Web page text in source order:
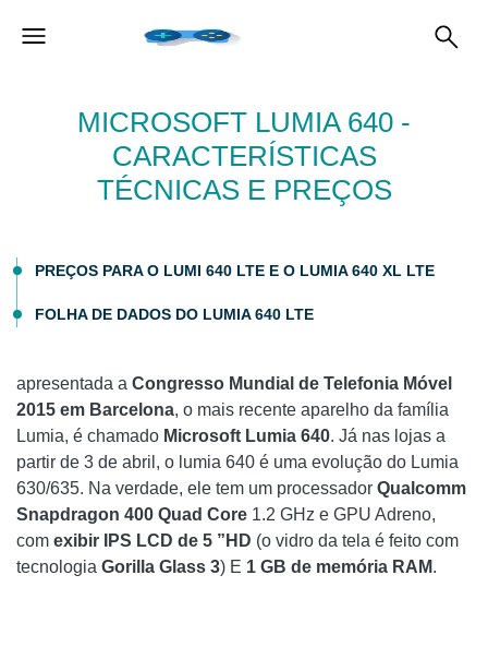
MICROSOFT LUMIA 640 -
CARACTERÍSTICAS
TÉCNICAS E PREÇOS
PREÇOS PARA O LUMI 640 LTE E O LUMIA 640 XL LTE
FOLHA DE DADOS DO LUMIA 640 LTE
apresentada a Congresso Mundial de Telefonia Móvel
2015 em Barcelona, o mais recente aparelho da família
Lumia, é chamado Microsoft Lumia 640. Já nas lojas a
partir de 3 de abril, o lumia 640 é uma evolução do Lumia
630/635. Na verdade, ele tem um processador Qualcomm
Snapdragon 400 Quad Core 1.2 GHz e GPU Adreno,
com exibir IPS LCD de 5 ”HD (o vidro da tela é feito com
tecnologia Gorilla Glass 3) E 1 GB de memória RAM.